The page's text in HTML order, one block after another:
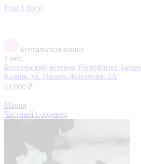
Еще 1 фото
Бенгальская кошка
1 мес.
Бенгальский котенок Республика
Казань, ул. Назиба Жиганова, 2А
23 000 ₽
Мария
Частный продавец